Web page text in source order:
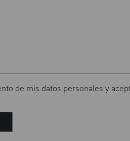
de mis datos personales y